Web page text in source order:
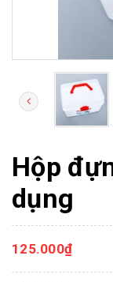
Hộp
dụng
125.000₫